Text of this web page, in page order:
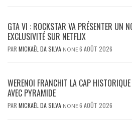
GTA VI : ROCKSTAR VA PRÉSENTER UN
EXCLUSIVITÉ SUR NETFLIX
PAR MICKAËL DA SILVA NONE6 AOÛT 2026
WERENOI FRANCHIT LA CAP
AVEC PYRAMIDE
PAR MICKAËL DA SILVA NONE6 AOÛT 2026